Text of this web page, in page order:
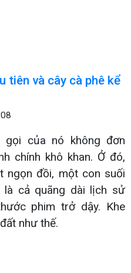
tiên và cây cà phê kể
gọi của nó không đơn
chính khô khan. Ở đó,
ngọn đồi, một con suối
cả quãng dài lịch sử
phim trở dậy. Khe
như thế.